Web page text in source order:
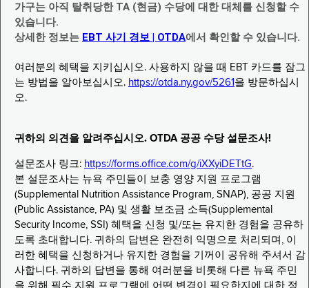
가구는 아직 탈취당한 TA (현금) 수당에 대한 대체를 신청할 수
있습니다.
상세한 정보는 EBT 사기 경보 | OTDA에서 확인할 수 있습니다.
여러분의 혜택을 지키십시오. 사용하지 않을 때 EBT 카드를 잠그
는 방법을 알아보십시오. https://otda.ny.gov/5261 을 방문하십시
오.
귀하의 의견을 알려주십시오. OTDA 공공 수당 설문조사!
설문조사 링크: https://forms.office.com/g/iXXyiDETtG.
본 설문조사는 뉴욕 주민들이 보충 영양 지원 프로그램
(Supplemental Nutrition Assistance Program, SNAP), 공공 지원
(Public Assistance, PA) 및 생활 보조금 소득(Supplemental
Security Income, SSI) 혜택을 신청 및/또는 유지한 경험을 공유하
도록 초대합니다. 귀하의 답변은 완전히 익명으로 처리되며, 이
러한 혜택을 신청하거나 유지한 경험을 기꺼이 공유해 주셔서 감
사합니다. 귀하의 답변을 통해 여러분을 비롯해 다른 뉴욕 주민
을 위해 필수 지원 프로그램에 어떤 변경이 필요한지에 대한 정